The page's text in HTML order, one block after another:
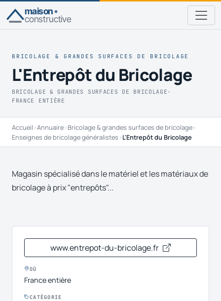
maison
constructive
BRICOLAGE & GRANDES SURFACES DE BRICOLAGE
L'Entrepôt du Bricolage
BRICOLAGE & GRANDES SURFACES DE BRICOLAGE ·
FRANCE ENTIÈRE
Accueil ›Annuaire›Bricolage & grandes surfaces de bricolage›
Enseignes de bricolage généralistes ›L'Entrepôt du Bricolage
Magasin spécialisé dans le matériel et les matériaux de
bricolage à prix "entrepôts"...
www.entrepot-du-bricolage.fr
OÙ
France entière
CATÉGORIE